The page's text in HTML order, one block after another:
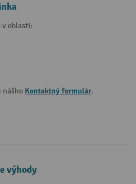
v oblasti:
nášho Kontaktný formulár.
výhody